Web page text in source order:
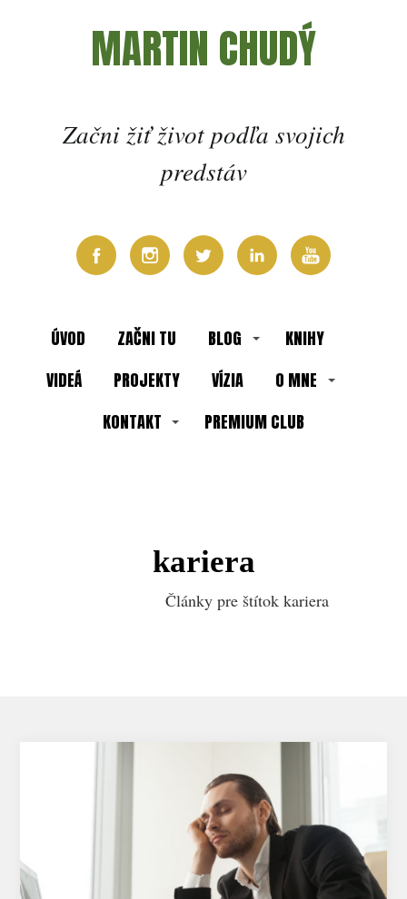
MARTIN CHUDÝ
Začni žiť život podľa svojich
predstáv
ÚVOD ZAČNI TU BLOG
KNIHY
VIDEÁ
PROJEKTY VÍZIA
O MNE
KONTAKT
PREMIUM CLUB
kariera
Články pre štítok kariera